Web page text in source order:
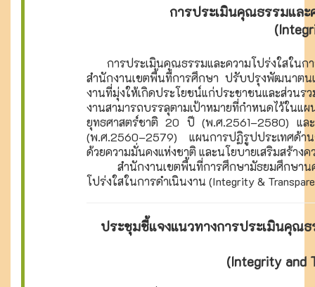
การประเมินคุณธรรมและ
การประเมินคุณธรรมและความโปร่งใสในกา
สำนักงานเขตพื้นที่การศึกษา ปรับปรุงพัฒนาตน
งานที่มุ่งให้เกิดประโยชน์แก่ประชาชนและส่วน
งานสามารถบรรลุตามเป้าหมายที่กำหนดไว้
ยุทธศาสตร์ชาติ 20 ปี (พ.ศ.2561–2580) แล
(พ.ศ.2560–2579) แผนการปฏิรูปประเทศด้า
ด้วยความมั่นคงแห่งชาติ และนโยบายเสริมสร้าง
สำนักงานเขตพื้นที่การศึกษามัธยมศึกษานคร
โปร่งใสในการดำเนินงาน (Integrity &
ประชุมชี้แจงแนวทางการประเมินคุณ
(Integrity and